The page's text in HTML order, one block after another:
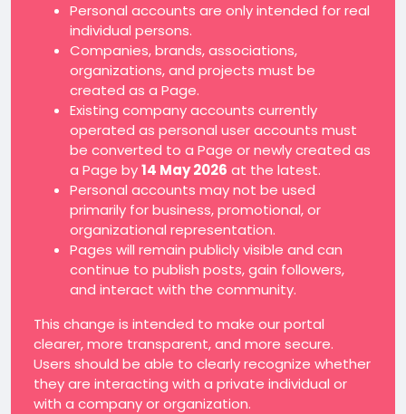
Personal accounts are only intended for real
individual persons.
Companies, brands, associations,
organizations, and projects must be
created as a Page.
Existing company accounts currently
operated as personal user accounts must
be converted to a Page or newly created as
a Page by14 May 2026 at the latest.
Personal accounts may not be used
primarily for business, promotional, or
organizational representation.
Pages will remain publicly visible and can
continue to publish posts, gain followers,
and interact with the community.
This change is intended to make our portal
clearer, more transparent, and more secure.
Users should be able to clearly recognize whether
they are interacting with a private individual or
with a company or organization.